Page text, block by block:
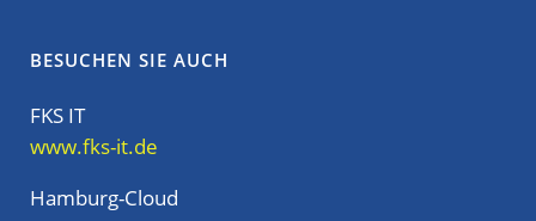
BESUCHEN SIE AUCH
FKS IT
www.fks-it.de
Hamburg-Cloud